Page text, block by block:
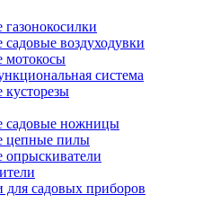
воздуходувки
мотокосы
система
садовые ножницы
цепные пилы
опрыскиватели
садовых приборов